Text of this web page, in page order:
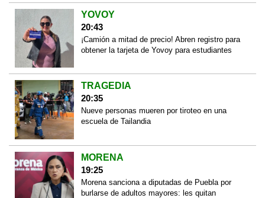
YOVOY
20:43
¡Camión a mitad de precio! Abren registro para
obtener la tarjeta de Yovoy para estudiantes
TRAGEDIA
20:35
Nueve personas mueren por tiroteo en una
escuela de Tailandia
MORENA
19:25
Morena sanciona a diputadas de Puebla por
burlarse de adultos mayores: les quitan